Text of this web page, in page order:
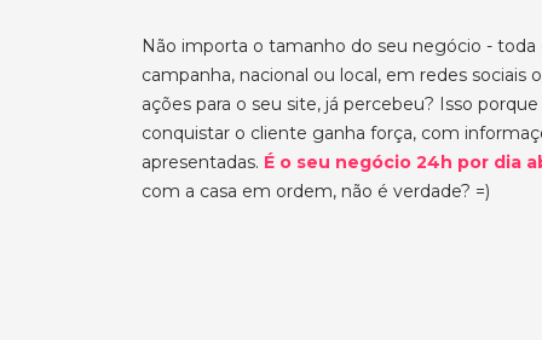
Não importa o tamanho do seu negócio -
campanha, nacional ou local, em redes sociais
ações para o seu site, já percebeu? Isso
conquistar o cliente ganha força, com
apresentadas. É o seu negócio 24h por dia
com a casa em ordem, não é verdade? =)